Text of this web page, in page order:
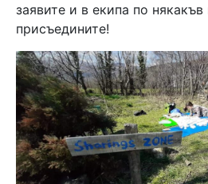
заявите и в екипа по
присъедините!